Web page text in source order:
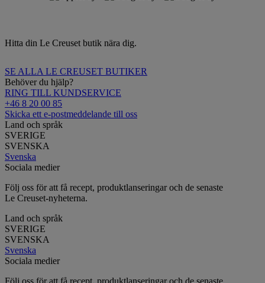
Hitta din Le Creuset butik nära dig.
SE ALLA LE CREUSET BUTIKER
Behöver du hjälp?
RING TILL KUNDSERVICE
+46 8 20 00 85
Skicka ett e-postmeddelande till oss
Land och språk
SVERIGE
SVENSKA
Svenska
Sociala medier
Följ oss för att få recept, produktlanseringar och de senaste
Le Creuset-nyheterna.
Land och språk
SVERIGE
SVENSKA
Svenska
Sociala medier